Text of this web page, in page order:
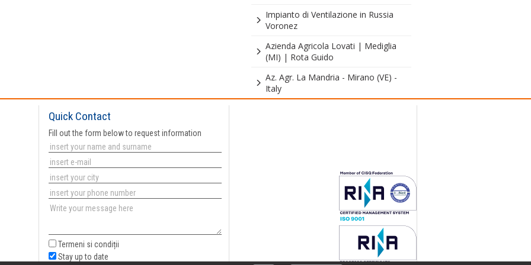
Impianto di Ventilazione in Russia
Voronez
Azienda Agricola Lovati | Mediglia
(MI) | Rota Guido
Az. Agr. La Mandria - Mirano (VE) -
Italy
Quick Contact
Fill out the form below to request information
Termeni si condiții
Stay up to date